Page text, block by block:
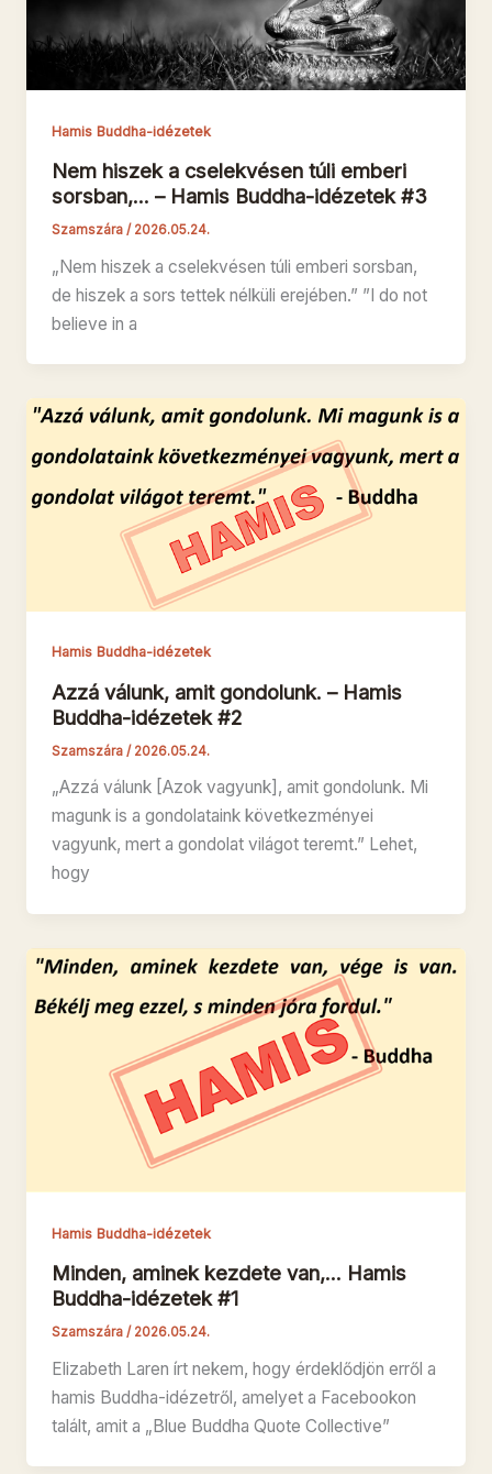
Hamis Buddha-idézetek
Nem hiszek a cselekvésen túli emberi
sorsban,… – Hamis Buddha-idézetek #3
Szamszára/ 2026.05.24.
„Nem hiszek a cselekvésen túli emberi sorsban,
de hiszek a sors tettek nélküli erejében.” ”I do not
believe in a
Hamis Buddha-idézetek
Azzá válunk, amit gondolunk. – Hamis
Buddha-idézetek #2
Szamszára/ 2026.05.24.
„Azzá válunk [Azok vagyunk], amit gondolunk. Mi
magunk is a gondolataink következményei
vagyunk, mert a gondolat világot teremt.” Lehet,
hogy
Hamis Buddha-idézetek
Minden, aminek kezdete van,… Hamis
Buddha-idézetek #1
Szamszára/ 2026.05.24.
Elizabeth Laren írt nekem, hogy érdeklődjön erről a
hamis Buddha-idézetről, amelyet a Facebookon
talált, amit a „Blue Buddha Quote Collective”